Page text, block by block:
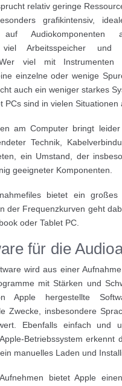
relativ geringe
grafikintensiv,
auf
viel Arbeitsspeicher und
viel mit
einzelne oder wenige
auch ein weniger starkes
PCs sind in vielen Situationen
am Computer bringt
Technik,
ein Umstand, der
geeigneter Komponenten.
bietet ein
der Frequenzkurven geht
oder Tablet PC.
für die
wird aus einer
mit Stärken und
hergestellte
Zwecke, insbesondere
Ebenfalls einfach und
Betriebssystem erkennt
manuelles Laden und
bietet Apple